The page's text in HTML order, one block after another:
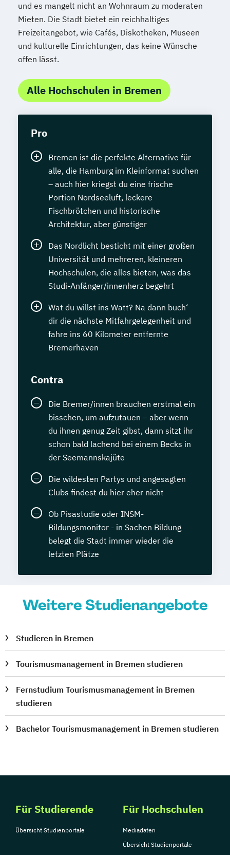
und es mangelt nicht an Wohnraum zu moderaten
Mieten. Die Stadt bietet ein reichhaltiges
Freizeitangebot, wie Cafés, Diskotheken, Museen
und kulturelle Einrichtungen, das keine Wünsche
offen lässt.
Alle Hochschulen in Bremen
Pro
Bremen ist die perfekte Alternative für
alle, die Hamburg im Kleinformat suchen
– auch hier kriegst du eine frische
Portion Nordseeluft, leckere
Fischbrötchen und historische
Architektur, aber günstiger
Das Nordlicht besticht mit einer großen
Universität und mehreren, kleineren
Hochschulen, die alles bieten, was das
Studi-Anfänger/innenherz begehrt
Wat du willst ins Watt? Na dann buch‘
dir die nächste Mitfahrgelegenheit und
fahre ins 60 Kilometer entfernte
Bremerhaven
Contra
Die Bremer/innen brauchen erstmal ein
bisschen, um aufzutauen – aber wenn
du ihnen genug Zeit gibst, dann sitzt ihr
schon bald lachend bei einem Becks in
der Seemannskajüte
Die wildesten Partys und angesagten
Clubs findest du hier eher nicht
Ob Pisastudie oder INSM-
Bildungsmonitor - in Sachen Bildung
belegt die Stadt immer wieder die
letzten Plätze
Weitere Studienangebote
Studieren in Bremen
Tourismusmanagement in Bremen studieren
Fernstudium Tourismusmanagement in Bremen
studieren
Bachelor Tourismusmanagement in Bremen studieren
Für Studierende
Übersicht Studienportale
Für Hochschulen
Mediadaten
Übersicht Studienportale